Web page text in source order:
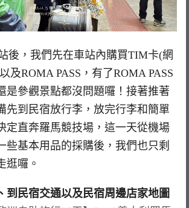
後，我們先在車站內購買TIM卡(網
及ROMA PASS，有了ROMA PASS
是參觀景點都沒問題囉！接著推著
先到民宿放行李，放完行李和簡單
定直奔羅馬競技場，這一天從機場
些基本用品的採購後，我們也只剩
逛囉。
到民宿交通以及民宿周邊店家地圖